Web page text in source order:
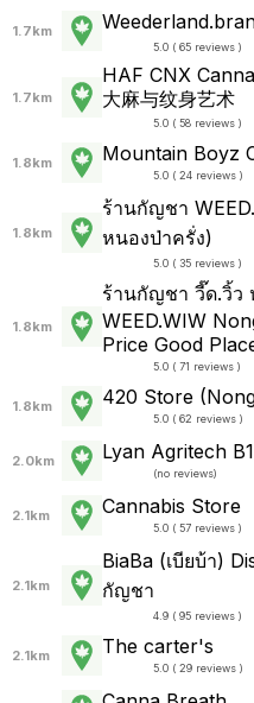
1.7km
5.0 ( 65 reviews )
1.7km
HAF CNX
大麻与纹身艺术
5.0 ( 58 reviews )
1.8km Mountain Boyz
5.0 ( 24 reviews )
1.8km
ร้านกัญชา
หนองป่าครั่ง)
5.0 ( 35 reviews )
1.8km
ร้านกัญชา วี๊ด.วิ้ว
WEED.WIW
Price Good
5.0 ( 71 reviews )
1.8km 420 Store
5.0 ( 62 reviews )
2.0km Lyan Agritech
(no reviews)
2.1km Cannabis Store
5.0 ( 57 reviews )
2.1km
BiaBa (เบียบ้า)
กัญชา
4.9 ( 95 reviews )
2.1km The carter's
5.0 ( 29 reviews )